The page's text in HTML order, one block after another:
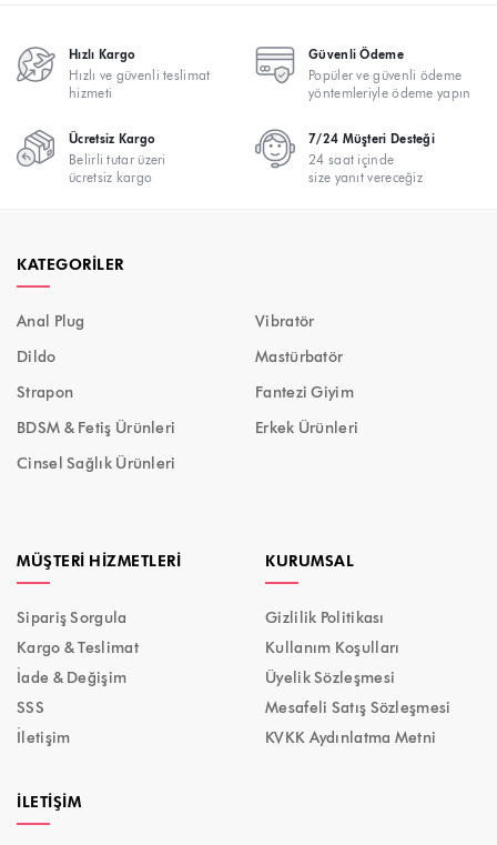
Hızlı Kargo
Hızlı ve güvenli teslimat
hizmeti
Güvenli Ödeme
Popüler ve güvenli ödeme
yöntemleriyle ödeme yapın
Ücretsiz Kargo
Belirli tutar üzeri
ücretsiz kargo
7/24 Müşteri Desteği
24 saat içinde
size yanıt vereceğiz
KATEGORILER
Anal Plug
Vibratör
Dildo
Mastürbatör
Strapon
Fantezi Giyim
BDSM & Fetiş Ürünleri
Erkek Ürünleri
Cinsel Sağlık Ürünleri
MÜŞTERI HIZMETLERI
Sipariş Sorgula
Kargo & Teslimat
İade & Değişim
SSS
İletişim
KURUMSAL
Gizlilik Politikası
Kullanım Koşulları
Üyelik Sözleşmesi
Mesafeli Satış Sözleşmesi
KVKK Aydınlatma Metni
İLETIŞIM